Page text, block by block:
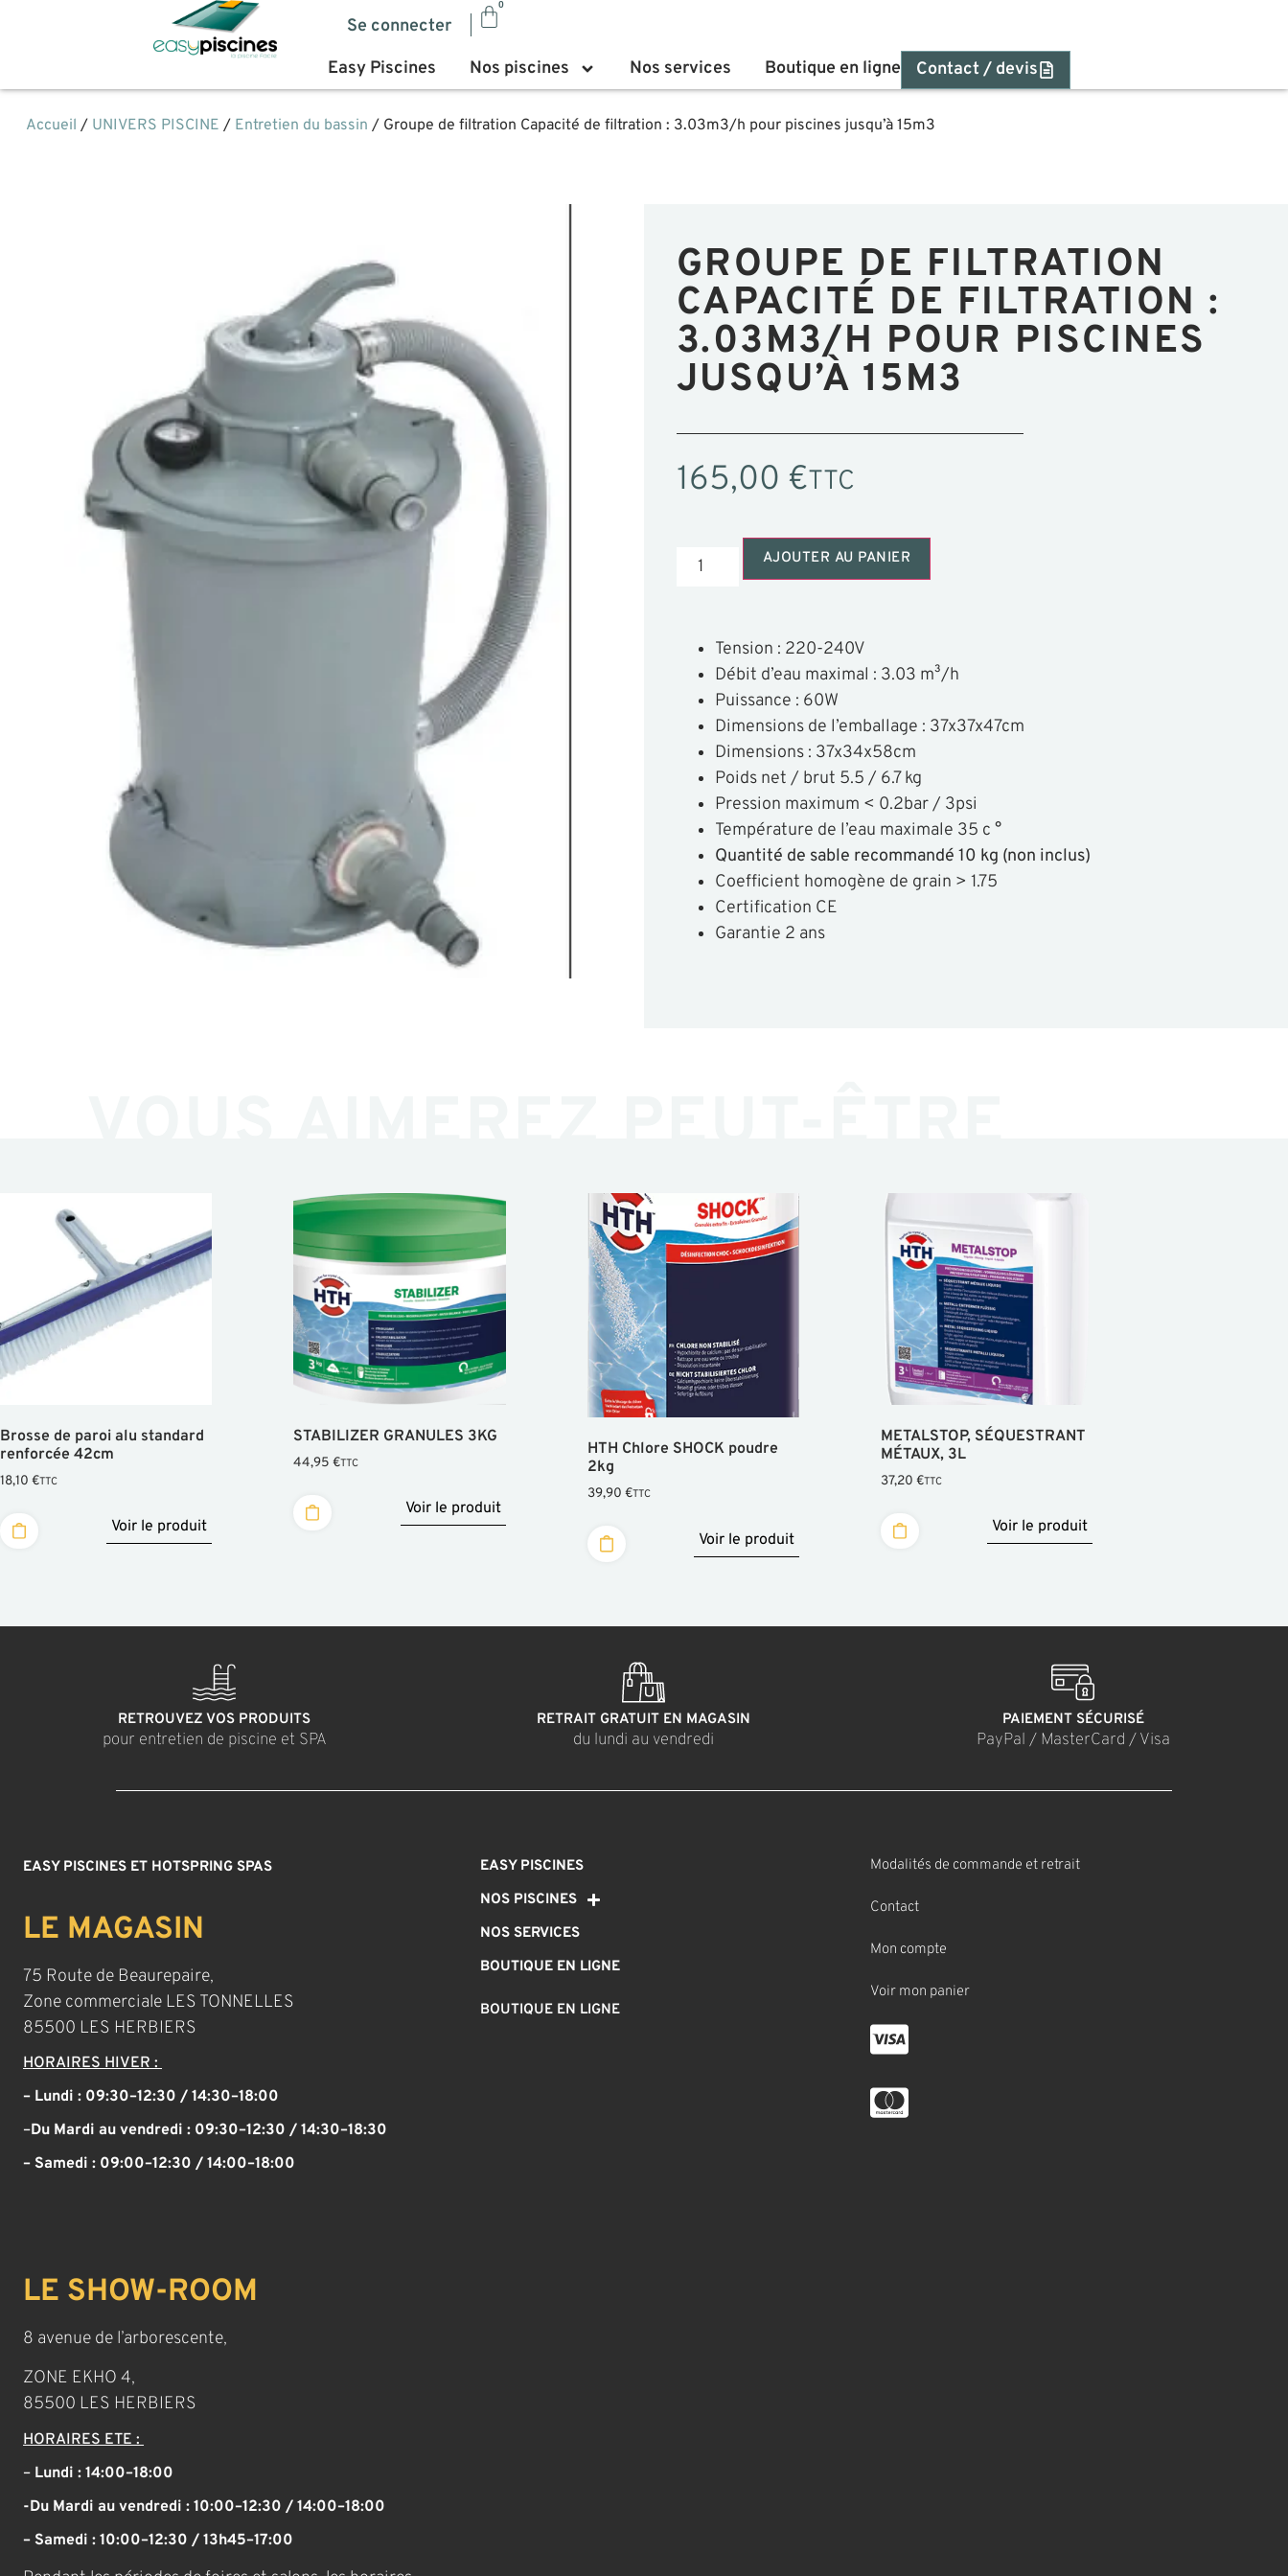
Se connecter
0
Easy Piscines Nos piscines Nos services Boutique en ligne Contact / devis
Accueil / UNIVERS PISCINE / Entretien du bassin / Groupe de filtration Capacité de filtration : 3.03m3/h pour piscines jusqu’à 15m3
GROUPE DE FILTRATION
CAPACITÉ DE FILTRATION :
3.03M3/H POUR PISCINES
JUSQU’À 15M3
165,00 €TTC
AJOUTER AU PANIER
Tension : 220-240V
Débit d’eau maximal : 3.03 m³/h
Puissance : 60W
Dimensions de l’emballage : 37x37x47cm
Dimensions : 37x34x58cm
Poids net / brut 5.5 / 6.7 kg
Pression maximum < 0.2bar / 3psi
Température de l’eau maximale 35 c °
Quantité de sable recommandé 10 kg (non inclus)
Coefficient homogène de grain > 1.75
Certification CE
Garantie 2 ans
Brosse de paroi alu standard
renforcée 42cm
18,10 €TTC
Voir le produit
STABILIZER GRANULES 3KG
44,95€TTC
Voir le produit
HTH Chlore SHOCK poudre
2kg
39,90 €TTC
Voir le produit
METALSTOP, SÉQUESTRANT
MÉTAUX, 3L
37,20 €TTC
Voir le produit
RETROUVEZ VOS PRODUITS
pour entretien de piscine et SPA
RETRAIT GRATUIT EN MAGASIN
du lundi au vendredi
PAIEMENT SÉCURISÉ
PayPal / MasterCard / Visa
EASY PISCINES ET HOTSPRING SPAS
LE MAGASIN
75 Route de Beaurepaire,
Zone commerciale LES TONNELLES
85500 LES HERBIERS
HORAIRES HIVER :
– Lundi : 09:30–12:30 / 14:30–18:00
–Du Mardi au vendredi : 09:30–12:30 / 14:30–18:30
– Samedi : 09:00–12:30 / 14:00–18:00
LE SHOW-ROOM
8 avenue de l’arborescente,
ZONE EKHO 4,
85500 LES HERBIERS
HORAIRES ETE :
– Lundi : 14:00–18:00
-Du Mardi au vendredi : 10:00–12:30 / 14:00–18:00
– Samedi : 10:00–12:30 / 13h45–17:00
EASY PISCINES
NOS PISCINES
NOS SERVICES
BOUTIQUE EN LIGNE
BOUTIQUE EN LIGNE
Modalités de commande et retrait
Contact
Mon compte
Voir mon panier